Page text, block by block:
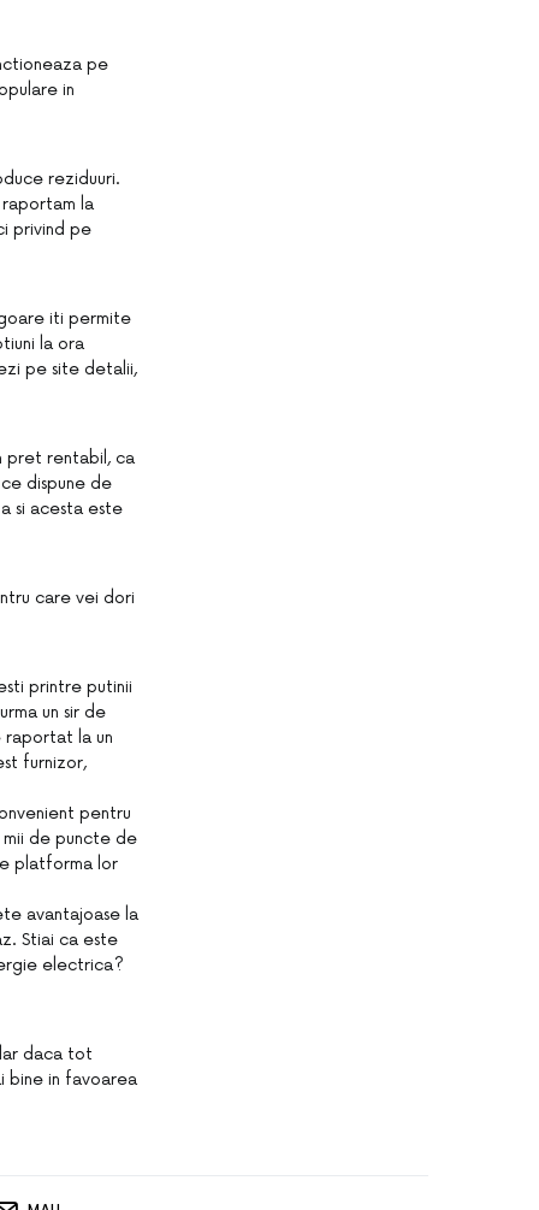
pe
in
reziduuri.
la
privind pe
iti permite
la ora
pe site detalii,
pret rentabil, ca
dispune de
si acesta este
care vei dori
printre putinii
un sir de
raportat la un
furnizor,
pentru
de puncte de
platforma lor
avantajoase la
Stiai ca este
electrica?
daca tot
bine in favoarea